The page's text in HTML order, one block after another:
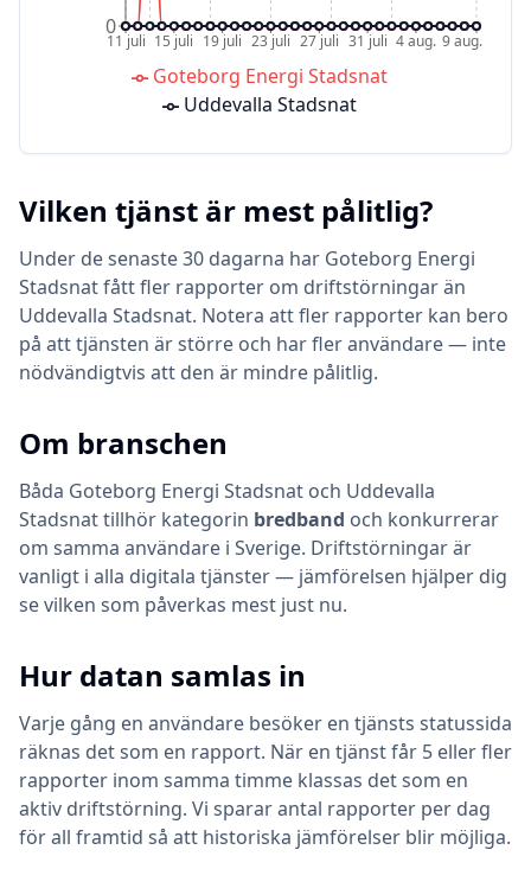
11 juli 15 juli 19 juli 23 juli 27 juli 31 juli 4 aug. 9 aug.
0
Goteborg Energi Stadsnat
Uddevalla Stadsnat
Vilken tjänst är mest pålitlig?
Under de senaste 30 dagarna har Goteborg Energi
Stadsnat fått fler rapporter om driftstörningar än
Uddevalla Stadsnat. Notera att fler rapporter kan bero
på att tjänsten är större och har fler användare — inte
nödvändigtvis att den är mindre pålitlig.
Om branschen
Båda Goteborg Energi Stadsnat och Uddevalla
Stadsnattillhör kategorin bredband och konkurrerar
om samma användare i Sverige. Driftstörningar är
vanligt i alla digitala tjänster — jämförelsen hjälper dig
se vilken som påverkas mest just nu.
Hur datan samlas in
Varje gång en användare besöker en tjänsts statussida
räknas det som en rapport. När en tjänst får 5 eller fler
rapporter inom samma timme klassas det som en
aktiv driftstörning. Vi sparar antal rapporter per dag
för all framtid så att historiska jämförelser blir möjliga.